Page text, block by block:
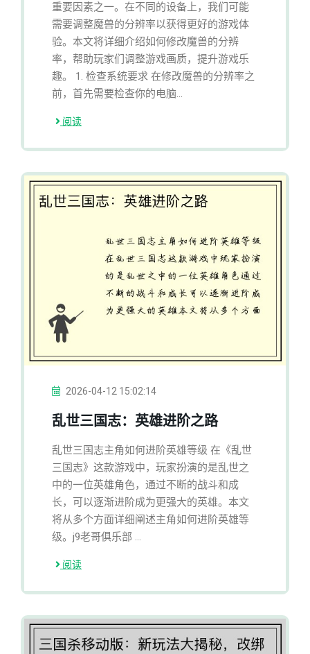
重要因素之一。在不同的设备上，我们可能
需要调整魔兽的分辨率以获得更好的游戏体
验。本文将详细介绍如何修改魔兽的分辨
率，帮助玩家们调整游戏画质，提升游戏乐
趣。 1. 检查系统要求 在修改魔兽的分辨率之
前，首先需要检查你的电脑...
阅读
2026-04-12 15:02:14
乱世三国志：英雄进阶之路
乱世三国志主角如何进阶英雄等级 在《乱世
三国志》这款游戏中，玩家扮演的是乱世之
中的一位英雄角色，通过不断的战斗和成
长，可以逐渐进阶成为更强大的英雄。本文
将从多个方面详细阐述主角如何进阶英雄等
级。j9老哥俱乐部 ...
阅读